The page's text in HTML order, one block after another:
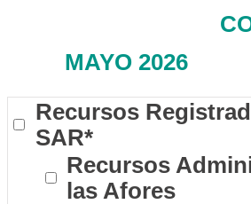
MAYO 2026
Recursos
SAR*
Recursos
las Afores